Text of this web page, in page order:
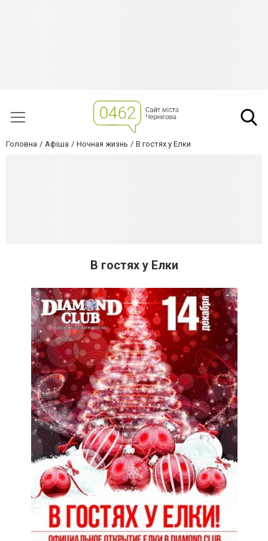
Головна Афіша Ночная жизнь В гостях у Елки
В гостях у Елки